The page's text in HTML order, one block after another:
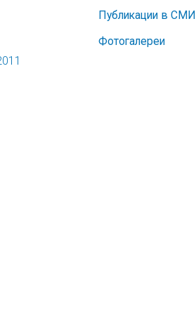
Публикации в СМИ
Фотогалереи